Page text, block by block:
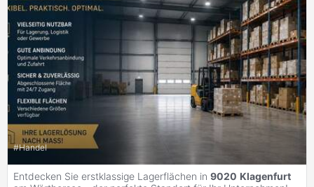
#Handel
Entdecken Sie erstklassige Lagerflächen in 9020 Klagenfurt